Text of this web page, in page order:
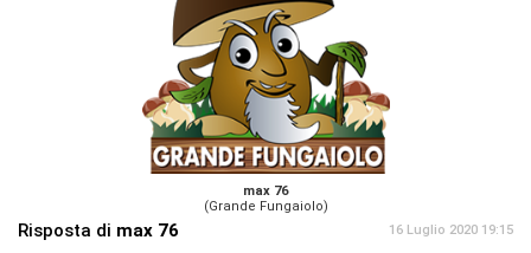
max 76
(Grande Fungaiolo)
Risposta di max 76 16 Luglio 2020 19:15